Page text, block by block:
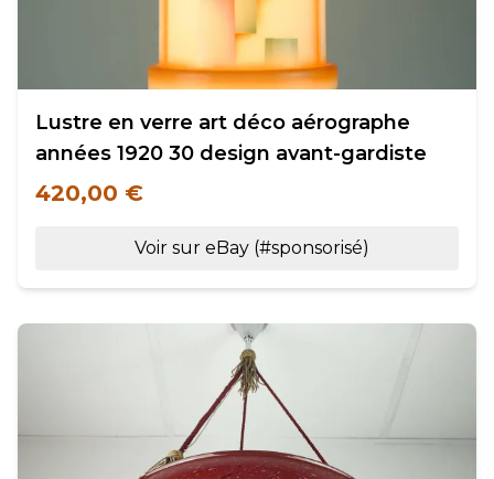
Lustre en verre art déco aérographe
années 1920 30 design avant-gardiste
420,00 €
Voir sur eBay (#sponsorisé)